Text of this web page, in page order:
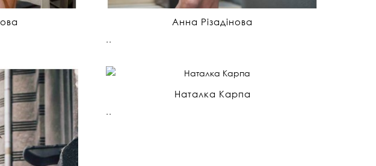
Анна Різадінова
..
Наталка Карпа
..